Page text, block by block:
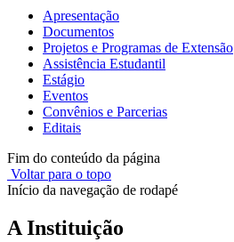
Apresentação
Documentos
Projetos e Programas de Extensão
Assistência Estudantil
Estágio
Eventos
Convênios e Parcerias
Editais
Fim do conteúdo da página
Voltar para o topo
Início da navegação de rodapé
A Instituição